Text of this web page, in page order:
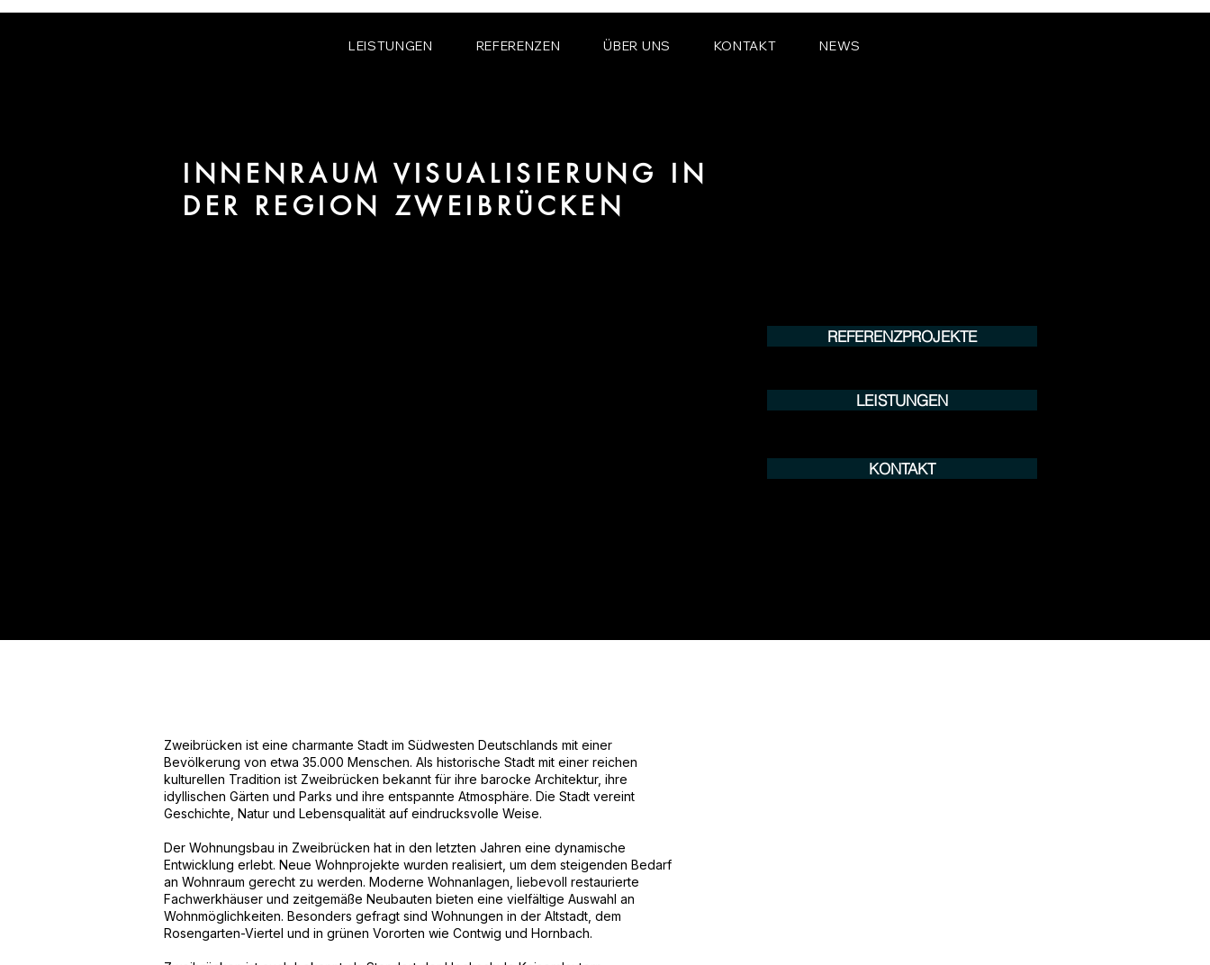
LEISTUNGEN REFERENZEN ÜBER UNS KONTAKT NEWS
INNENRAUM VISUALISIERUNG IN
DER REGION ZWEIBRÜCKEN
KONTAKT
LEISTUNGEN
REFERENZPROJEKTE
Zweibrücken ist eine charmante Stadt im Südwesten Deutschlands mit einer
Bevölkerung von etwa 35.000 Menschen. Als historische Stadt mit einer reichen
kulturellen Tradition ist Zweibrücken bekannt für ihre barocke Architektur, ihre
idyllischen Gärten und Parks und ihre entspannte Atmosphäre. Die Stadt vereint
Geschichte, Natur und Lebensqualität auf eindrucksvolle Weise.
Der Wohnungsbau in Zweibrücken hat in den letzten Jahren eine dynamische
Entwicklung erlebt. Neue Wohnprojekte wurden realisiert, um dem steigenden Bedarf
an Wohnraum gerecht zu werden. Moderne Wohnanlagen, liebevoll restaurierte
Fachwerkhäuser und zeitgemäße Neubauten bieten eine vielfältige Auswahl an
Wohnmöglichkeiten. Besonders gefragt sind Wohnungen in der Altstadt, dem
Rosengarten-Viertel und in grünen Vororten wie Contwig und Hornbach.